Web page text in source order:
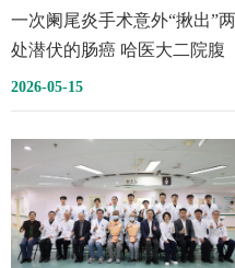
一次阑尾炎手术意外“揪出”两
处潜伏的肠癌 哈医大二院腹
腔镜下双切双吻一次根治双原
发结肠癌
2026-05-15